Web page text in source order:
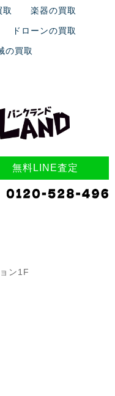
無料LINE査定
ン1F
取 楽器の買取
ドローンの買取
の買取